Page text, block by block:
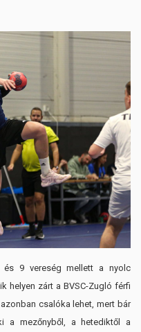
9 vereség mellett a nyolc
helyen zárt a BVSC-Zugló férfi
csalóka lehet, mert bár
a mezőnyből, a hetediktől a